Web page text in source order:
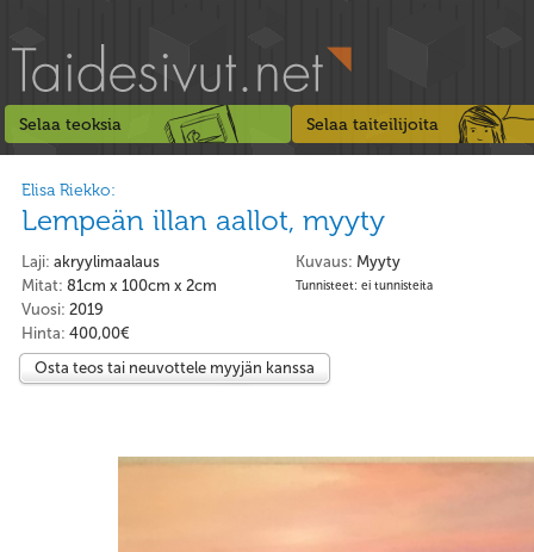
Selaa teoksia Selaa taiteilijoita
Elisa Riekko:
Lempeän illan aallot, myyty
Kuvaus: Myyty
Tunnisteet: ei tunnisteita
Laji: akryylimaalaus
Mitat: 81cm x 100cm x 2cm
Vuosi: 2019
Hinta: 400,00€
Osta teos tai neuvottele myyjän kanssa